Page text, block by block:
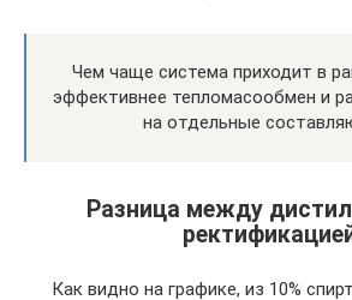
Чем чаще система приходит в
эффективнее тепломасообмен и
на отдельные
Разница между
Как видно на графике, из 10%